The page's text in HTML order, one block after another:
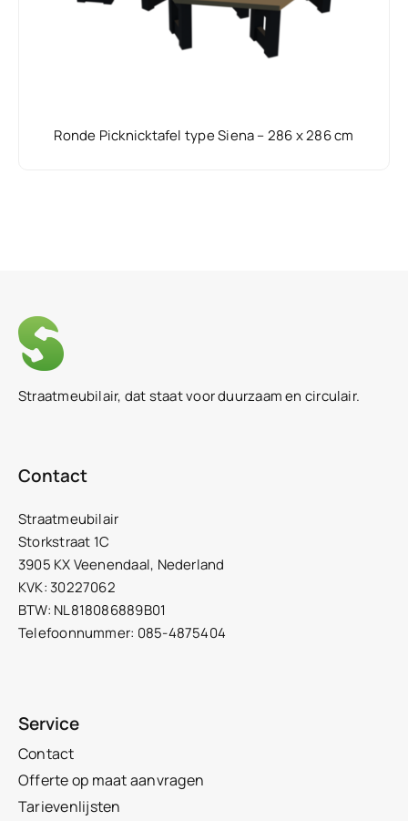
Ronde Picknicktafel type Siena – 286 x 286 cm
Straatmeubilair, dat staat voor duurzaam en circulair.
Contact
Straatmeubilair
Storkstraat 1C
3905 KX Veenendaal, Nederland
KVK: 30227062
BTW: NL818086889B01
Telefoonnummer: 085-4875404
Service
Contact
Offerte op maat aanvragen
Tarievenlijsten